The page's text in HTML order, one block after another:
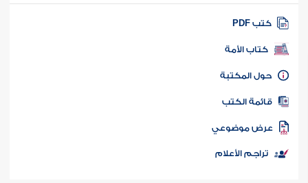
كتب PDF
كتاب الأمة
المكتبة
الكتب
موضوعي